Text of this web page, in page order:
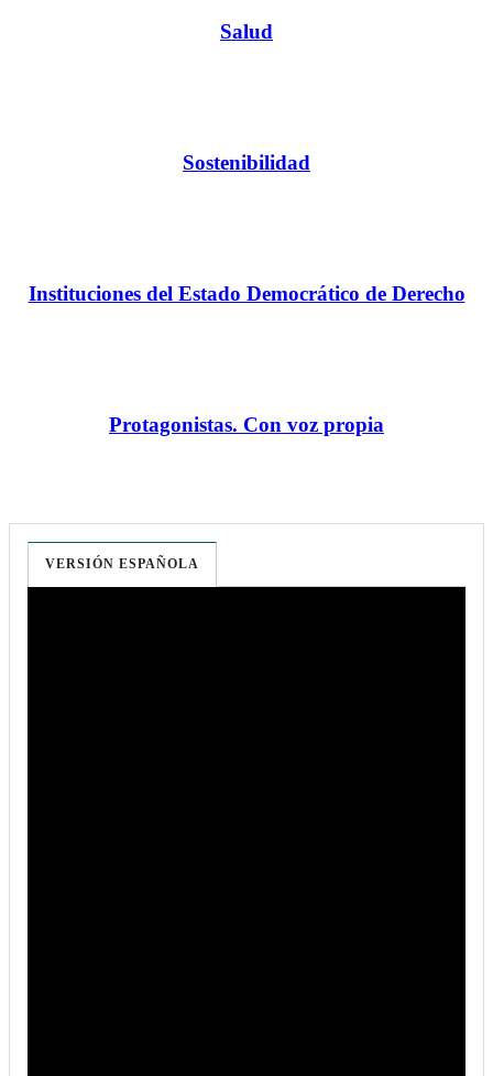
Salud
Sostenibilidad
Instituciones del Estado Democrático de Derecho
Protagonistas. Con voz propia
VERSIÓN ESPAÑOLA